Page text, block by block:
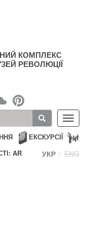
КОМПЛЕКС
РЕВОЛЮЦІЇ
ЕКСКУРСІЇ
AR
УКР ENG